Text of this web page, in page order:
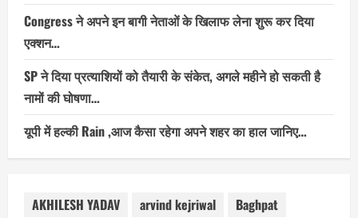
Congress ने अपने इन बागी नेताओं के खिलाफ लेना शुरू कर दिया
एक्शन…
SP ने दिया प्रत्याशियों को तैयारी के संकेत, अगले महीने हो सकती है
नामों की घोषणा…
यूपी में हल्की Rain ,आज कैसा रहेगा अपने शहर का हाल जानिए…
AKHILESH YADAV arvind kejriwal
Baghpat